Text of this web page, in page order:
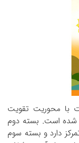
با محوریت تقویت
شده است. بسته دوم
دارد و بسته سوم